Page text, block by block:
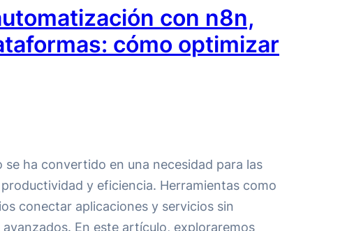
con n8n,
cómo optimizar
ha convertido en una necesidad para las
y eficiencia. Herramientas como
conectar aplicaciones y servicios sin
En este artículo, exploraremos